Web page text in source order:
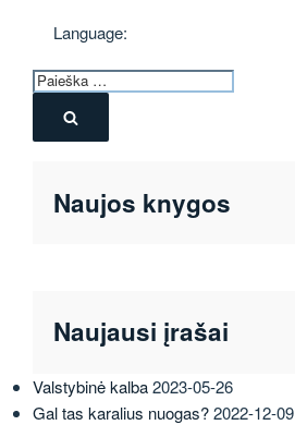
įrašų
Language:
Ieškoti:
Naujos knygos
Naujausi įrašai
Valstybinė kalba2023-05-26
Gal tas karalius nuogas?2022-12-09